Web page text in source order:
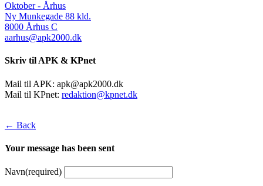
Oktober - Århus
Ny Munkegade 88 kld.
8000 Århus C
aarhus@apk2000.dk
Skriv til APK & KPnet
Mail til APK: apk@apk2000.dk
Mail til KPnet: redaktion@kpnet.dk
← Back
Your message has been sent
Navn(required)